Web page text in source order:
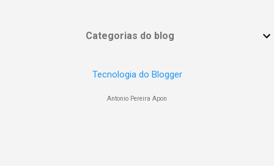
Categorias do blog
Tecnologia do Blogger
Antonio Pereira Apon